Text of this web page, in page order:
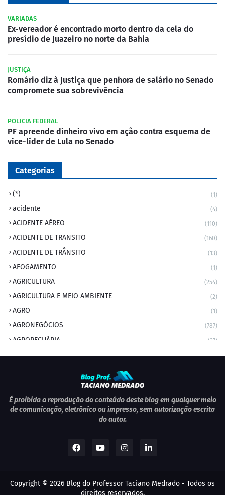
VARIADAS
Ex-vereador é encontrado morto dentro da cela do
presídio de Juazeiro no norte da Bahia
JUSTIÇA
Romário diz à Justiça que penhora de salário no Senado
compromete sua sobrevivência
POLICIA FEDERAL
PF apreende dinheiro vivo em ação contra esquema de
vice-líder de Lula no Senado
Categorias
(*) (1)
acidente (4)
ACIDENTE AÉREO (110)
ACIDENTE DE TRANSITO (160)
ACIDENTE DE TRÂNSITO (13)
AFOGAMENTO (1)
AGRICULTURA (254)
AGRICULTURA E MEIO AMBIENTE (2)
AGRO (1)
AGRONEGÓCIOS (787)
AGROPECUÁRIA (37)
AMBIENTE (9)
ANIVERSÁRIO DA CIDADE
ANIVERSÁRIOS (1)
APEXBRASIL (1)
AVIAÇÃO (1)
É proibida a reprodução do conteúdo deste blog em qualquer meio
de comunicação, eletrônico ou impresso, sem autorização escrita
do autor.
Copyright © 2026 Blog do Professor Taciano Medrado - Todos os
direitos reservados.